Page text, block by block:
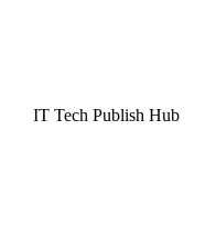
IT Tech Publish Hub